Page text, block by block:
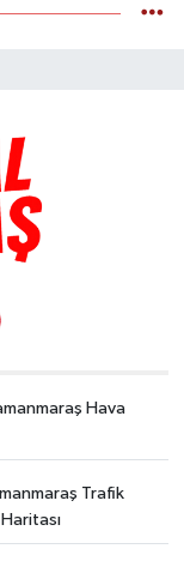
Hava
Trafik